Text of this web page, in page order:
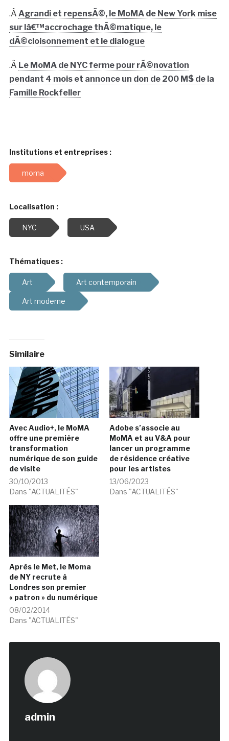
.Â Agrandi et repensÃ©, le MoMA de New York mise
sur lâ€™accrochage thÃ©matique, le
dÃ©cloisonnement et le dialogue
.Â Le MoMA de NYC ferme pour rÃ©novation
pendant 4 mois et annonce un don de 200 M$ de la
Famille Rockfeller
Institutions et entreprises :
moma
Localisation :
NYC USA
Thématiques :
Art Art contemporain
Art moderne
Similaire
Avec Audio+, le MoMA
offre une première
transformation
numérique de son guide
de visite
30/10/2013
Dans "ACTUALITÉS"
Adobe s’associe au
MoMA et au V&A pour
lancer un programme
de résidence créative
pour les artistes
13/06/2023
Dans "ACTUALITÉS"
Après le Met, le Moma
de NY recrute à
Londres son premier
« patron » du numérique
08/02/2014
Dans "ACTUALITÉS"
admin